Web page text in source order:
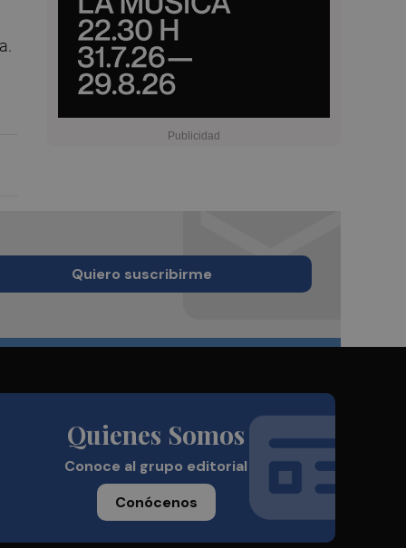
Quiero suscribirme
Quienes Somos
Conoce al grupo editorial
Conócenos